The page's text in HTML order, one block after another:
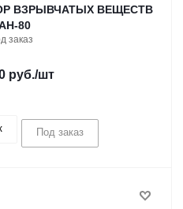
ВЗРЫВЧАТЫХ ВЕЩЕСТВ
80
заказ
руб./шт
Под заказ